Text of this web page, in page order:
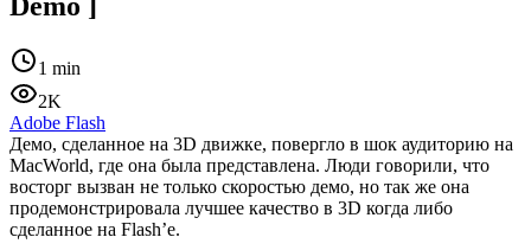
1 min
2K
Adobe Flash
Демо, сделанное на 3D движке, повергло в шок аудиторию на
MacWorld, где она была представлена. Люди говорили, что
восторг вызван не только скоростью демо, но так же она
продемонстрировала лучшее качество в 3D когда либо
сделанное на Flash’е.